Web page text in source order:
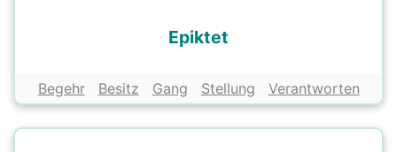
Epiktet
Begehr Besitz Gang Stellung Verantworten